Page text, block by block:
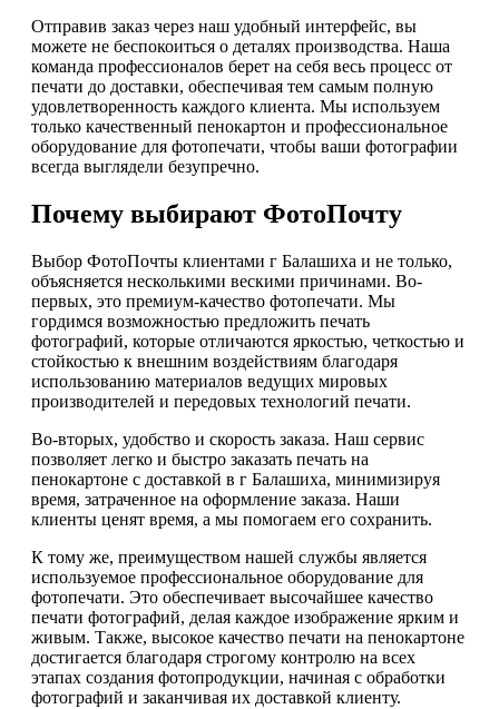
Отправив заказ через наш удобный интерфейс, вы
можете не беспокоиться о деталях производства. Наша
команда профессионалов берет на себя весь процесс от
печати до доставки, обеспечивая тем самым полную
удовлетворенность каждого клиента. Мы используем
только качественный пенокартон и профессиональное
оборудование для фотопечати, чтобы ваши фотографии
всегда выглядели безупречно.
Почему выбирают ФотоПочту
Выбор ФотоПочты клиентами г Балашиха и не только,
объясняется несколькими вескими причинами. Во-
первых, это премиум-качество фотопечати. Мы
гордимся возможностью предложить печать
фотографий, которые отличаются яркостью, четкостью и
стойкостью к внешним воздействиям благодаря
использованию материалов ведущих мировых
производителей и передовых технологий печати.
Во-вторых, удобство и скорость заказа. Наш сервис
позволяет легко и быстро заказать печать на
пенокартоне с доставкой в г Балашиха, минимизируя
время, затраченное на оформление заказа. Наши
клиенты ценят время, а мы помогаем его сохранить.
К тому же, преимуществом нашей службы является
используемое профессиональное оборудование для
фотопечати. Это обеспечивает высочайшее качество
печати фотографий, делая каждое изображение ярким и
живым. Также, высокое качество печати на пенокартоне
достигается благодаря строгому контролю на всех
этапах создания фотопродукции, начиная с обработки
фотографий и заканчивая их доставкой клиенту.